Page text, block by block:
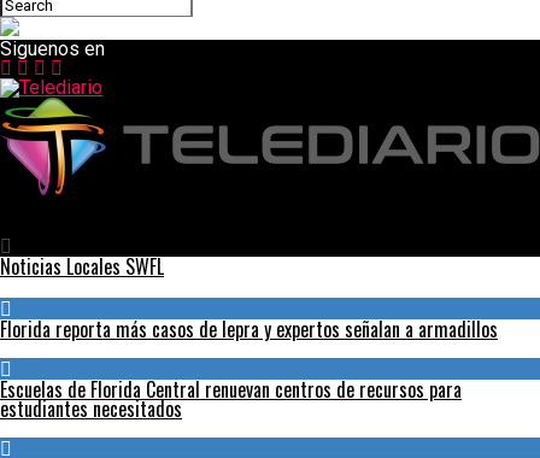
Siguenos en
Noticias Locales SWFL
Florida reporta más casos de lepra y expertos señalan a armadillos
Escuelas de Florida Central renuevan centros de recursos para
estudiantes necesitados